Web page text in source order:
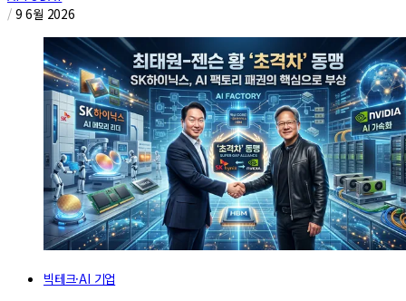
/ 9 6월 2026
빅테크·AI 기업